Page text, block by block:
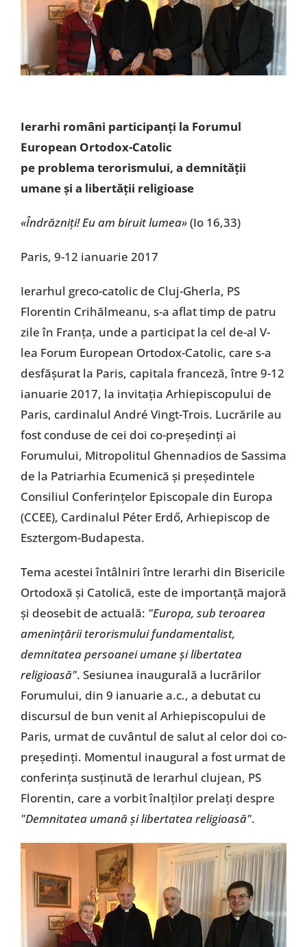
Ierarhi români participanți la Forumul
European Ortodox-Catolic
pe problema terorismului, a demnității
umane și a libertății religioase
«Îndrăzniți! Eu am biruit lumea»(Io 16,33)
Paris, 9-12 ianuarie 2017
Ierarhul greco-catolic de Cluj-Gherla, PS
Florentin Crihălmeanu, s-a aflat timp de patru
zile în Franța, unde a participat la cel de-al V-
lea Forum European Ortodox-Catolic, care s-a
desfășurat la Paris, capitala franceză, între 9-12
ianuarie 2017, la invitația Arhiepiscopului de
Paris, cardinalul André Vingt-Trois. Lucrările au
fost conduse de cei doi co-președinți ai
Forumului, Mitropolitul Ghennadios de Sassima
de la Patriarhia Ecumenică și președintele
Consiliul Conferințelor Episcopale din Europa
(CCEE), Cardinalul Péter Erdő, Arhiepiscop de
Esztergom-Budapesta.
Tema acestei întâlniri între Ierarhi din Bisericile
Ortodoxă și Catolică, este de importanță majoră
și deosebit de actuală: "Europa, sub teroarea
amenințării terorismului fundamentalist,
demnitatea persoanei umane și libertatea
religioasă". Sesiunea inaugurală a lucrărilor
Forumului, din 9 ianuarie a.c., a debutat cu
discursul de bun venit al Arhiepiscopului de
Paris, urmat de cuvântul de salut al celor doi co-
președinți. Momentul inaugural a fost urmat de
conferința susținută de Ierarhul clujean, PS
Florentin, care a vorbit înalților prelați despre
"Demnitatea umană și libertatea religioasă".